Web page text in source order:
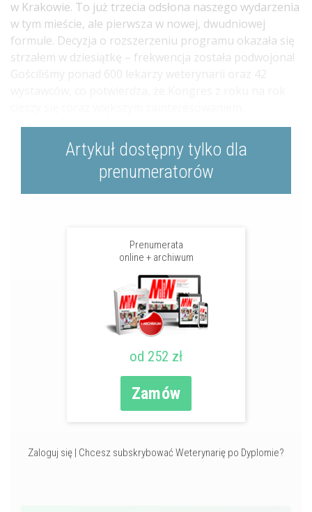
w Krakowie. To już trzecia odsłona naszego wydarzenia
w tym mieście, ale pierwsza w nowej, dwudniowej
formule. Decyzja o rozszerzeniu programu okazała się
strzałem w dziesiątkę – frekwencja została podwojona!
Gościliśmy ponad 600 lekarzy weterynarii oraz 42
Artykuł dostępny tylko dla
prenumeratorów
Prenumerata
online + archiwum
od 252 zł
Zamów
Zaloguj się | Chcesz subskrybować Weterynarię po Dyplomie?